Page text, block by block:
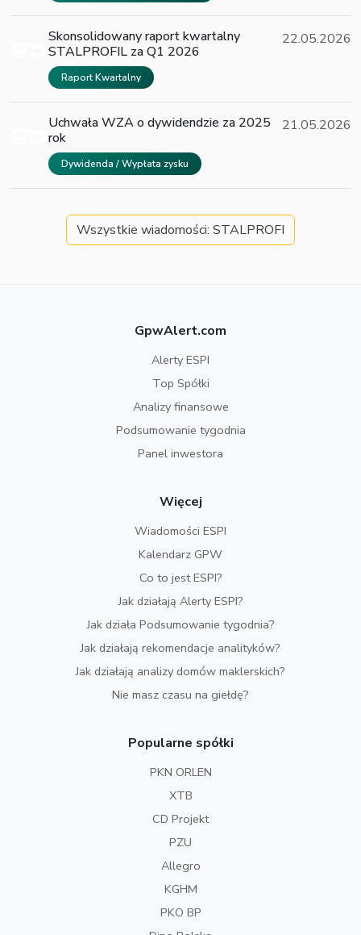
Skonsolidowany raport kwartalny
STALPROFIL za Q1 2026
Raport Kwartalny
22.05.2026
Uchwała WZA o dywidendzie za 2025
rok
Dywidenda / Wypłata zysku
21.05.2026
Wszystkie wiadomości: STALPROFI
GpwAlert.com
Alerty ESPI
Top Spółki
Analizy finansowe
Podsumowanie tygodnia
Panel inwestora
Więcej
Wiadomości ESPI
Kalendarz GPW
Co to jest ESPI?
Jak działają Alerty ESPI?
Jak działa Podsumowanie tygodnia?
Jak działają rekomendacje analityków?
Jak działają analizy domów maklerskich?
Nie masz czasu na giełdę?
Popularne spółki
PKN ORLEN
XTB
CD Projekt
PZU
Allegro
KGHM
PKO BP